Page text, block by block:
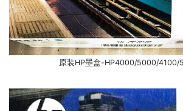
原装HP墨盒-HP4000/5000/4100/